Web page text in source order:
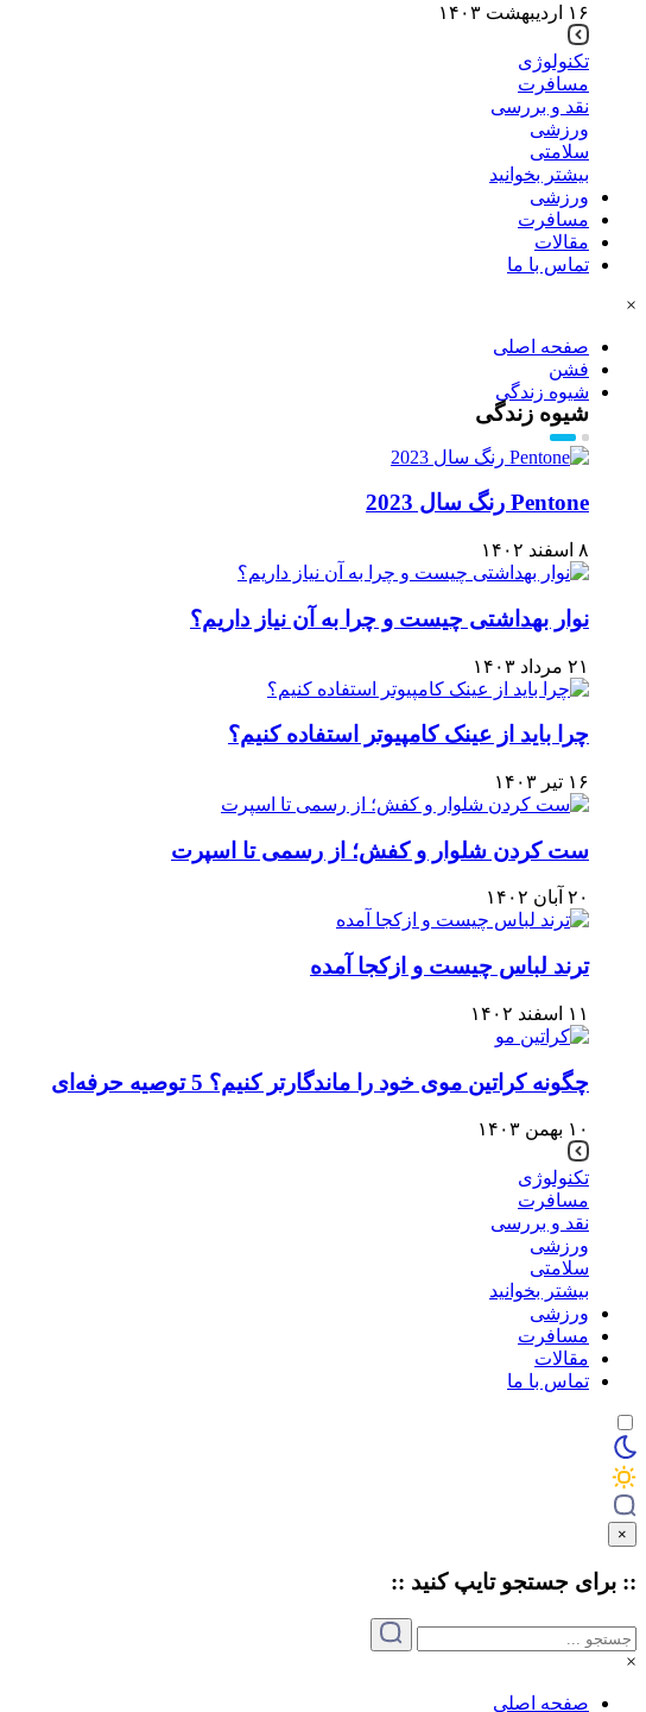
۱۶ اردیبهشت ۱۴۰۳
تکنولوژی
مسافرت
نقد و بررسی
ورزشی
سلامتی
بیشتر بخوانید
ورزشی
مسافرت
مقالات
تماس با ما
×
صفحه اصلی
فشن
شیوه زندگی
شیوه زندگی
Pentone رنگ سال 2023
۸ اسفند ۱۴۰۲
نوار بهداشتی چیست و چرا به آن نیاز داریم؟
۲۱ مرداد ۱۴۰۳
چرا باید از عینک کامپیوتر استفاده کنیم؟
۱۶ تیر ۱۴۰۳
ست کردن شلوار و کفش؛ از رسمی تا اسپرت
۲۰ آبان ۱۴۰۲
ترند لباس چیست و ازکجا آمده
۱۱ اسفند ۱۴۰۲
چگونه کراتین موی خود را ماندگارتر کنیم؟ 5 توصیه حرفه‌ای
۱۰ بهمن ۱۴۰۳
تکنولوژی
مسافرت
نقد و بررسی
ورزشی
سلامتی
بیشتر بخوانید
ورزشی
مسافرت
مقالات
تماس با ما
×
:: برای جستجو تایپکنید ::
×
صفحه اصلی